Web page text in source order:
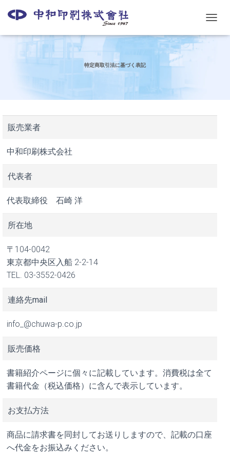
ビ
特定商取引法に基づく表記
販売業者
中和印刷株式会社
代表者
代表取締役 石崎 洋
所在地
〒104-0042
東京都中央区入船 2-2-14
TEL. 03-3552-0426
連絡先mail
info_@chuwa-p.co.jp
販売価格
書籍紹介ページに個々に記載しています。消費税は全て
書籍代金（税込価格）に含んで表示しています。
お支払方法
商品に請求書を同封してお送りしますので、記載の口座
へ代金をお振込みください。